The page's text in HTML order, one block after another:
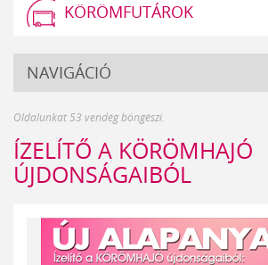
KÖRÖMFUTÁROK
Crystal
NAVIGÁCIÓ
Oldalunkat 53 vendég böngészi.
ÍZELÍTŐ A KÖRÖMHAJÓ
ÚJDONSÁGAIBÓL